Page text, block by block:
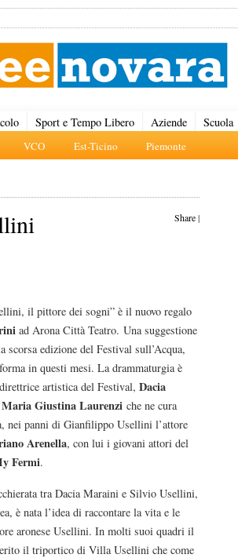
VCO Est-Ticino Piemonte
Sport e Tempo Libero Aziende Scuola
Share|
il pittore dei sogni” è il nuovo regalo
ad Arona Città Teatro. Una suggestione
scorsa edizione del Festival sull’Acqua,
in questi mesi. La drammaturgia è
artistica del Festival, Dacia
Maria Giustina Laurenzi che ne cura
nei panni di Gianfilippo Usellini l’attore
Arenella, con lui i giovani attori del
Fermi.
tra Dacia Maraini e Silvio Usellini,
è nata l’idea di raccontare la vita e le
aronese Usellini. In molti suoi quadri il
il triportico di Villa Usellini che come